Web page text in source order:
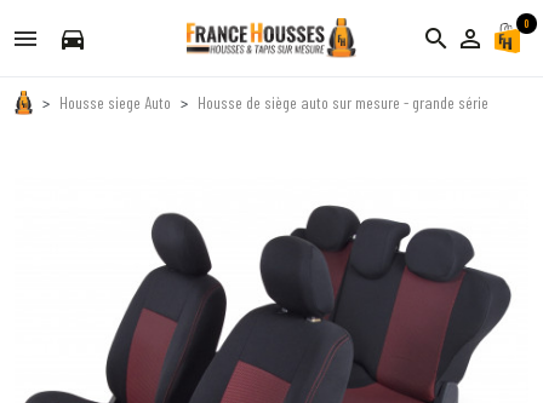
directions_car search person_outline
0
Housse siege Auto Housse de siège auto sur mesure - grande série